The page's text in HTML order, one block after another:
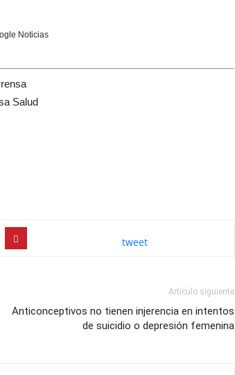
Noticias
Salud
tweet
Artículo siguiente
Anticonceptivos no tienen injerencia en intentos
de suicidio o depresión femenina